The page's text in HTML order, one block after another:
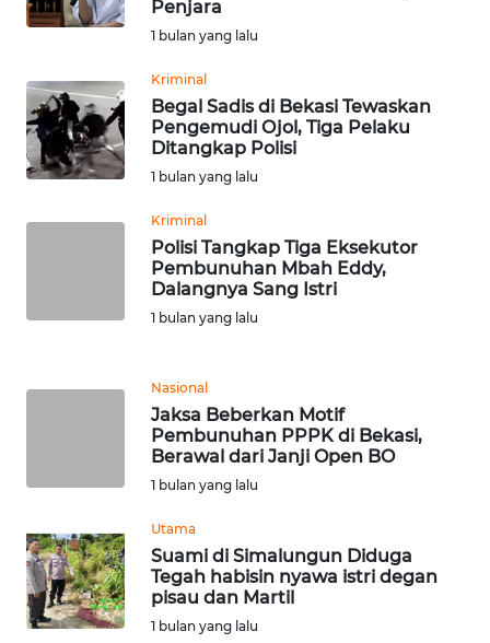
Penjara
1 bulan yang lalu
Kriminal
Begal Sadis di Bekasi Tewaskan
Pengemudi Ojol, Tiga Pelaku
Ditangkap Polisi
1 bulan yang lalu
Kriminal
Polisi Tangkap Tiga Eksekutor
Pembunuhan Mbah Eddy,
Dalangnya Sang Istri
1 bulan yang lalu
Nasional
Jaksa Beberkan Motif
Pembunuhan PPPK di Bekasi,
Berawal dari Janji Open BO
1 bulan yang lalu
Utama
Suami di Simalungun Diduga
Tegah habisin nyawa istri degan
pisau dan Martil
1 bulan yang lalu
JAKARTA
WN
JABAR
WN
NTT
PAPUA
WN
PAPUA
BARAT